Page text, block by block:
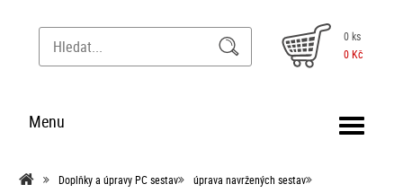
0 ks
0 Kč
Menu
Doplňky a úpravy PC sestav úprava navržených sestav